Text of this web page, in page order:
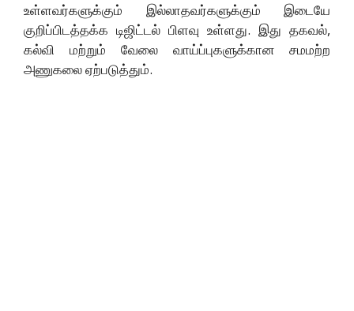
உள்ளவர்களுக்கும் இல்லாதவர்களுக்கும் இடையே
குறிப்பிடத்தக்க டிஜிட்டல் பிளவு உள்ளது. இது தகவல்,
கல்வி மற்றும் வேலை வாய்ப்புகளுக்கான சமமற்ற
அணுகலை ஏற்படுத்தும்.